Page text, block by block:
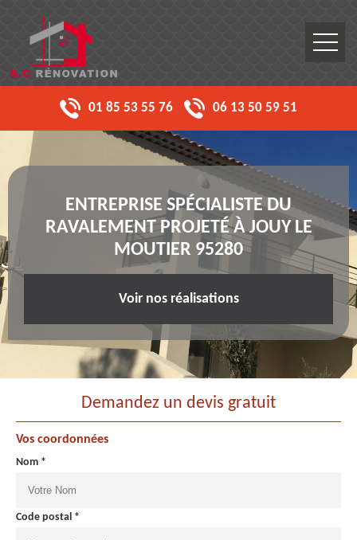
01 85 53 55 76 06 13 50 59 51
ENTREPRISE SPÉCIALISTE DU
RAVALEMENT PROJETÉ À JOUY LE
MOUTIER 95280
Voir nos réalisations
Demandez un devis gratuit
Vos coordonnées
Nom *
Code postal *